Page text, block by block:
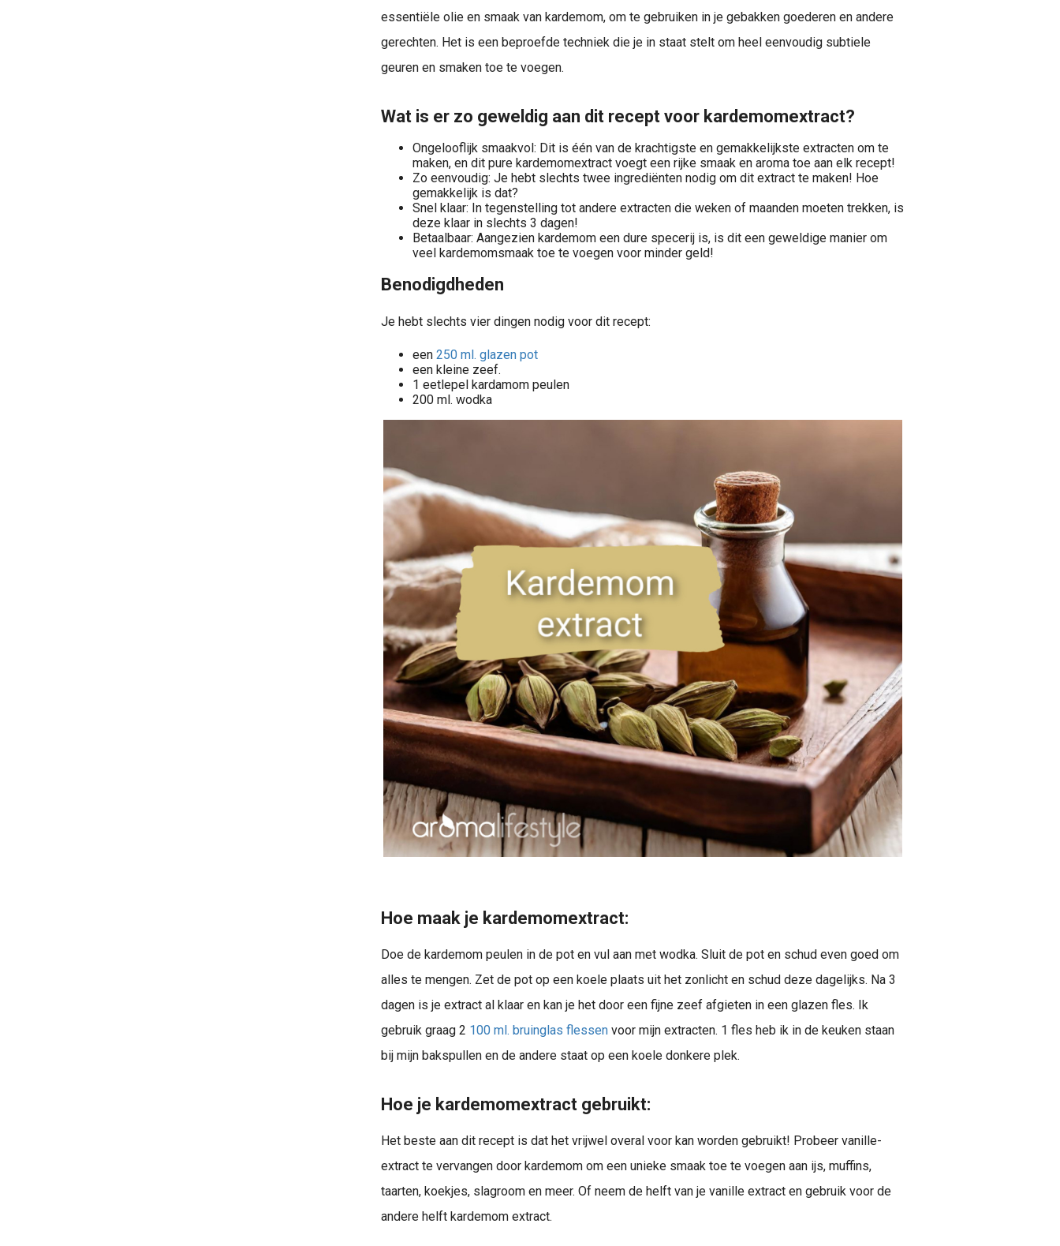
essentiële olie en smaak van kardemom, om te gebruiken in je gebakken goederen en andere
gerechten. Het is een beproefde techniek die je in staat stelt om heel eenvoudig subtiele
geuren en smaken toe te voegen.
Wat is er zo geweldig aan dit recept voor kardemomextract?
Ongelooflijk smaakvol: Dit is één van de krachtigste en gemakkelijkste extracten om te
maken, en dit pure kardemomextract voegt een rijke smaak en aroma toe aan elk recept!
Zo eenvoudig: Je hebt slechts twee ingrediënten nodig om dit extract te maken! Hoe
gemakkelijk is dat?
Snel klaar: In tegenstelling tot andere extracten die weken of maanden moeten trekken, is
deze klaar in slechts 3 dagen!
Betaalbaar: Aangezien kardemom een dure specerij is, is dit een geweldige manier om
veel kardemomsmaak toe te voegen voor minder geld!
Benodigdheden
Je hebt slechts vier dingen nodig voor dit recept:
een 250 ml. glazen pot
een kleine zeef.
1 eetlepel kardamom peulen
200 ml. wodka
Hoe maak je kardemomextract:
Doe de kardemom peulen in de pot en vul aan met wodka. Sluit de pot en schud even goed om
alles te mengen. Zet de pot op een koele plaats uit het zonlicht en schud deze dagelijks. Na 3
dagen is je extract al klaar en kan je het door een fijne zeef afgieten in een glazen fles. Ik
gebruik graag 2 100 ml. bruinglas flessen voor mijn extracten. 1 fles heb ik in de keuken staan
bij mijn bakspullen en de andere staat op een koele donkere plek.
Hoe je kardemomextract gebruikt:
Het beste aan dit recept is dat het vrijwel overal voor kan worden gebruikt! Probeer vanille-
extract te vervangen door kardemom om een unieke smaak toe te voegen aan ijs, muffins,
taarten, koekjes, slagroom en meer. Of neem de helft van je vanille extract en gebruik voor de
andere helft kardemom extract.